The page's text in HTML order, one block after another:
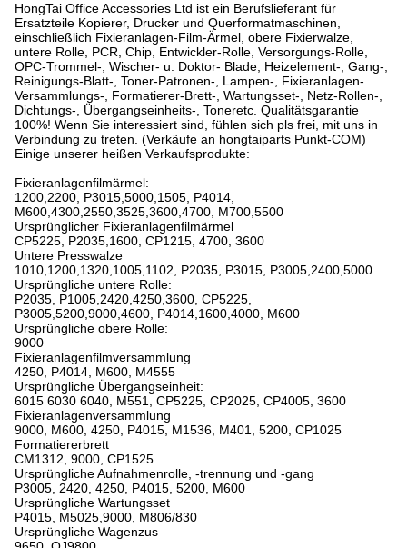
HongTai Office Accessories Ltd ist ein Berufslieferant für
Ersatzteile Kopierer, Drucker und Querformatmaschinen,
einschließlich Fixieranlagen-Film-Ärmel, obere Fixierwalze,
untere Rolle, PCR, Chip, Entwickler-Rolle, Versorgungs-Rolle,
OPC-Trommel-, Wischer- u. Doktor- Blade, Heizelement-, Gang-,
Reinigungs-Blatt-, Toner-Patronen-, Lampen-, Fixieranlagen-
Versammlungs-, Formatierer-Brett-, Wartungsset-, Netz-Rollen-,
Dichtungs-, Übergangseinheits-, Toneretc. Qualitätsgarantie
100%! Wenn Sie interessiert sind, fühlen sich pls frei, mit uns in
Verbindung zu treten. (Verkäufe an hongtaiparts Punkt-COM)
Einige unserer heißen Verkaufsprodukte:
Fixieranlagenfilmärmel:
1200,2200, P3015,5000,1505, P4014,
M600,4300,2550,3525,3600,4700, M700,5500
Ursprünglicher Fixieranlagenfilmärmel
CP5225, P2035,1600, CP1215, 4700, 3600
Untere Presswalze
1010,1200,1320,1005,1102, P2035, P3015, P3005,2400,5000
Ursprüngliche untere Rolle:
P2035, P1005,2420,4250,3600, CP5225,
P3005,5200,9000,4600, P4014,1600,4000, M600
Ursprüngliche obere Rolle:
9000
Fixieranlagenfilmversammlung
4250, P4014, M600, M4555
Ursprüngliche Übergangseinheit:
6015 6030 6040, M551, CP5225, CP2025, CP4005, 3600
Fixieranlagenversammlung
9000, M600, 4250, P4015, M1536, M401, 5200, CP1025
Formatiererbrett
CM1312, 9000, CP1525…
Ursprüngliche Aufnahmenrolle, -trennung und -gang
P3005, 2420, 4250, P4015, 5200, M600
Ursprüngliche Wartungsset
P4015, M5025,9000, M806/830
Ursprüngliche Wagenzus